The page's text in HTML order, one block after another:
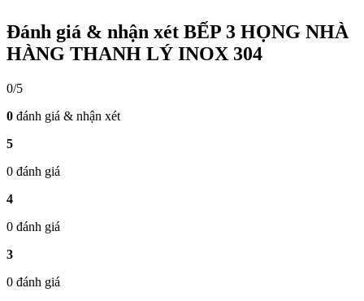
Đánh giá & nhận xét BẾP 3 HỌNG NHÀ
HÀNG THANH LÝ INOX 304
0/5
0 đánh giá & nhận xét
5
0 đánh giá
4
0 đánh giá
3
0 đánh giá